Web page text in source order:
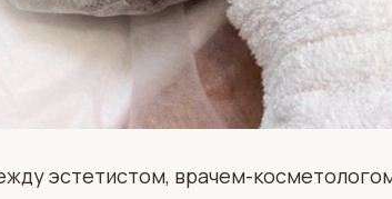
эстетистом, врачем-